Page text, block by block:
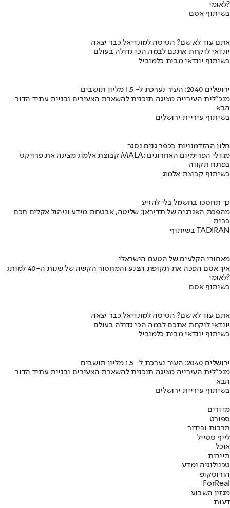
לאומי?
בשיתוף אסם
אתם עוד לא שם? הטיסה למונדיאל כבר יצאה
יונדאי לוקחת אתכם לבמה הכי גדולה בעולם
בשיתוף יונדאי מבית כלמוביל
ירושלים 2040: העיר נערכת ל- 1.5 מליון תושבים
מנכ"לית העירייה מציגה תוכנית להשארת הצעירים ובניית עתיד הדור
הבא
בשיתוף עיריית ירושלים
חלון ההזדמנויות בכפר גנים נסגר
קבוצת אלמוג מציגה את פרויקט MALA: מגדלי הפרימיום האחרונים
בפתח תקווה
בשיתוף קבוצת אלמוג
כך תחסכו בחשמל בלי להזיע
מהפכת האנרגיה של תדיראן: שליטה, אבטחת מידע וניהול אקלים חכם
בבית
בשיתוף TADIRAN
מאחורי הקלעים של הטעם הישראלי
איך אסם הפכה את תקופת הצנע והמחסור הקשה של שנות ה-40 למותג
לאומי?
בשיתוף אסם
אתם עוד לא שם? הטיסה למונדיאל כבר יצאה
יונדאי לוקחת אתכם לבמה הכי גדולה בעולם
בשיתוף יונדאי מבית כלמוביל
ירושלים 2040: העיר נערכת ל- 1.5 מליון תושבים
מנכ"לית העירייה מציגה תוכנית להשארת הצעירים ובניית עתיד הדור
הבא
בשיתוף עיריית ירושלים
מדורים
ספורט
תרבות ובידור
לייף סטייל
אוכל
תיירות
טכנולוגיה ומדע
הורוסקופ
ForReal
מגזין השבוע
דעות